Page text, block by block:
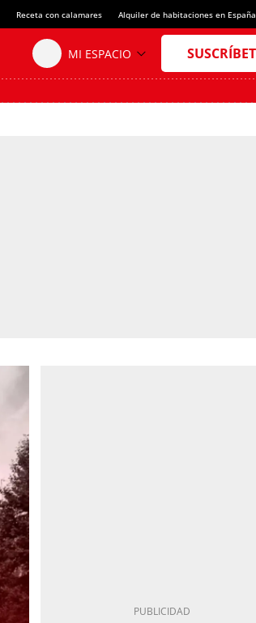
Receta con calamares Alquiler de habitaciones en España